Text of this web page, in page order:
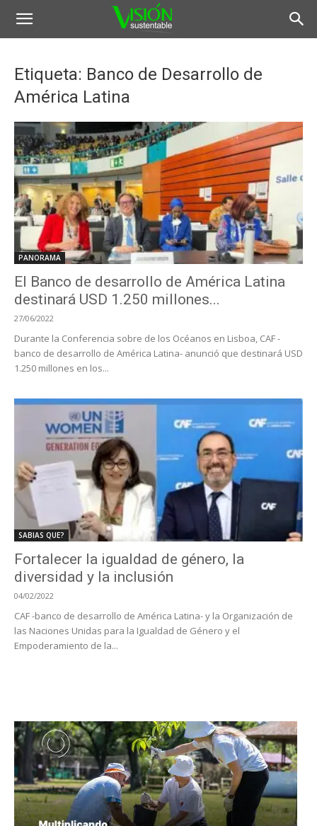
Etiqueta: Banco de Desarrollo de
América Latina
PANORAMA
El Banco de desarrollo de América Latina
destinará USD 1.250 millones...
27/06/2022
Durante la Conferencia sobre de los Océanos en Lisboa, CAF -
banco de desarrollo de América Latina- anunció que destinará USD
1.250 millones en los...
SABIAS QUE?
Fortalecer la igualdad de género, la
diversidad y la inclusión
04/02/2022
CAF -banco de desarrollo de América Latina- y la Organización de
las Naciones Unidas para la Igualdad de Género y el
Empoderamiento de la...